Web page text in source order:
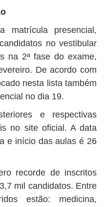
matrícula presencial,
no vestibular
na 2ª fase do exame,
De acordo com
nesta lista também
no dia 19.
e respectivas
no site oficial. A data
e início das aulas é 26
recorde de inscritos
mil candidatos. Entre
estão: medicina,